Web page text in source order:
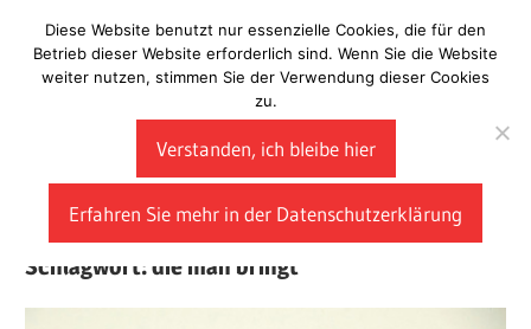
Inhalt
springen
Laberladen
Schlagwort:die man bringt
Diese Website benutzt nur essenzielle Cookies, die für den
Betrieb dieser Website erforderlich sind. Wenn Sie die Website
weiter nutzen, stimmen Sie der Verwendung dieser Cookies
zu.
Verstanden, ich bleibe hier
Erfahren Sie mehr in der Datenschutzerklärung